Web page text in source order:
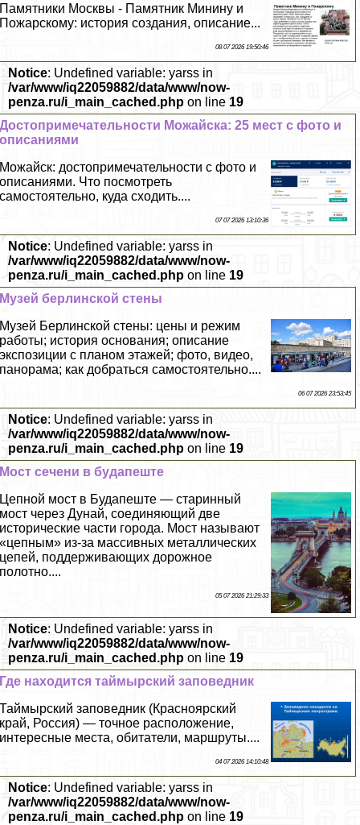
Памятники Москвы - Памятник Минину и
Пожарскому: история создания, описание...
08 07 2026 19:50:46
Notice: Undefined variable: yarss in
/var/www/iq22059882/data/www/now-
penza.ru/i_main_cached.php on line 19
Достопримечательности Можайска: 25 мест с фото и
описаниями
Можайск: достопримечательности с фото и
описаниями. Что посмотреть
самостоятельно, куда сходить....
07 07 2026 13:10:36
Notice: Undefined variable: yarss in
/var/www/iq22059882/data/www/now-
penza.ru/i_main_cached.php on line 19
Музей берлинской стены
Музей Берлинской стены: цены и режим
работы; история основания; описание
экспозиции с планом этажей; фото, видео,
панорама; как добраться самостоятельно....
06 07 2026 23:53:45
Notice: Undefined variable: yarss in
/var/www/iq22059882/data/www/now-
penza.ru/i_main_cached.php on line 19
Мост сечени в будапеште
Цепной мост в Будапеште — старинный
мост через Дунай, соединяющий две
исторические части города. Мост называют
«цепным» из-за массивных металлических
цепей, поддерживающих дорожное
полотно....
05 07 2026 21:29:33
Notice: Undefined variable: yarss in
/var/www/iq22059882/data/www/now-
penza.ru/i_main_cached.php on line 19
Где находится таймырский заповедник
Таймырский заповедник (Красноярский
край, Россия) — точное расположение,
интересные места, обитатели, маршруты....
04 07 2026 14:10:48
Notice: Undefined variable: yarss in
/var/www/iq22059882/data/www/now-
penza.ru/i_main_cached.php on line 19